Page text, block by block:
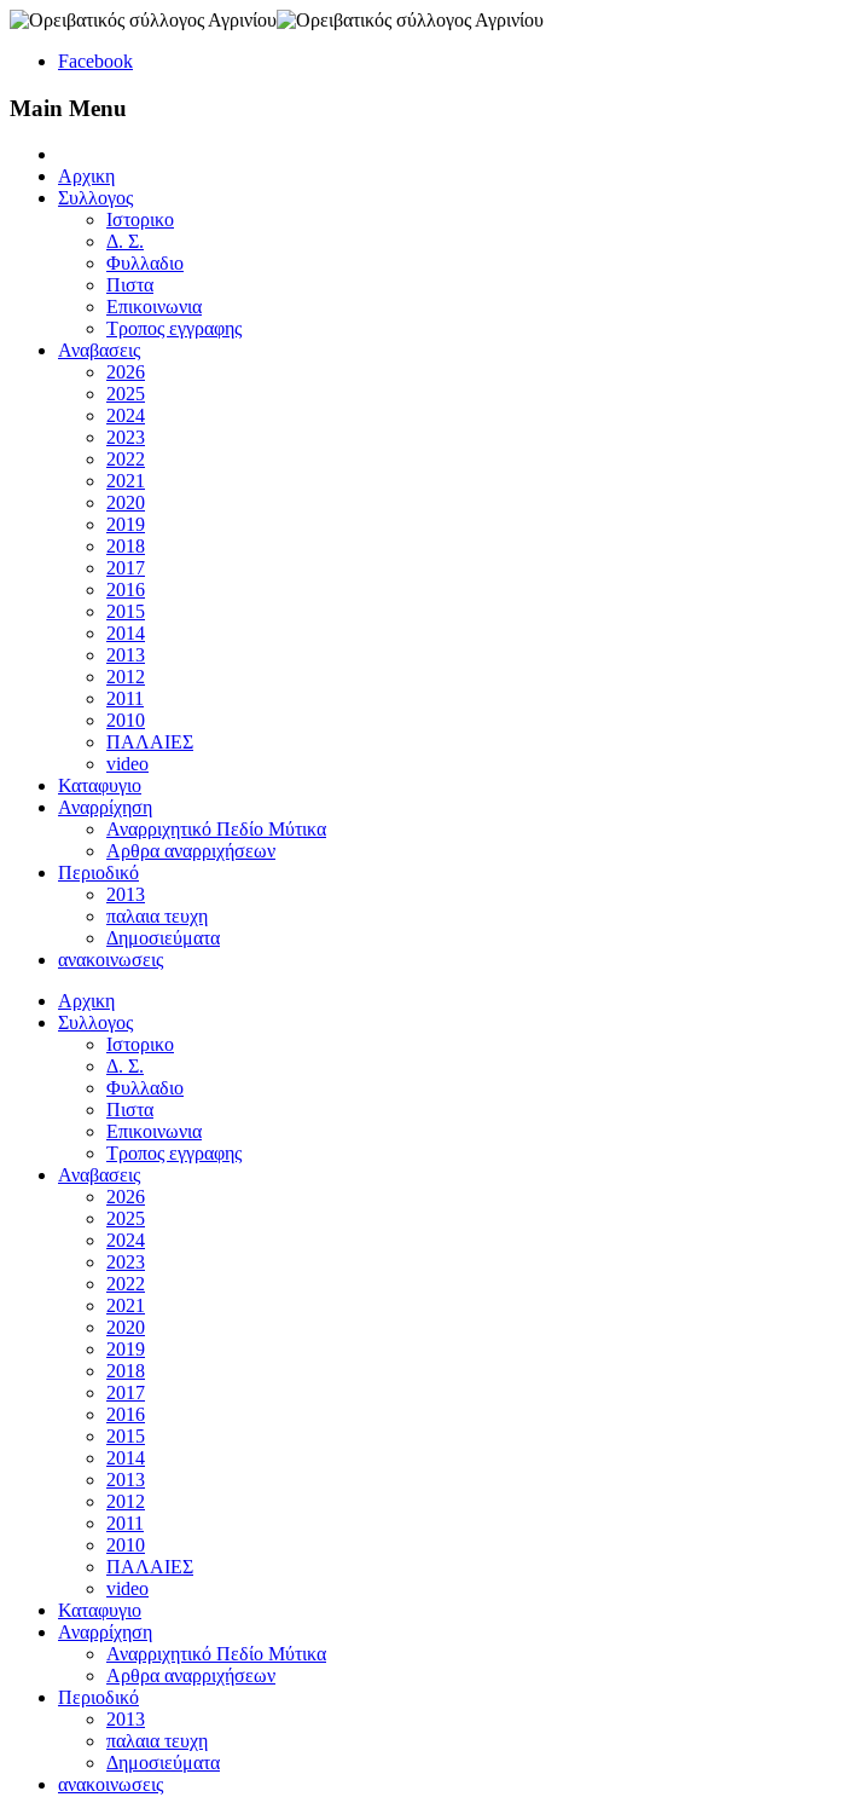
Facebook
Main Menu
Αρχικη
Συλλογος
Ιστορικο
Δ. Σ.
Φυλλαδιο
Πιστα
Επικοινωνια
Τροπος εγγραφης
Αναβασεις
2026
2025
2024
2023
2022
2021
2020
2019
2018
2017
2016
2015
2014
2013
2012
2011
2010
ΠΑΛΑΙΕΣ
video
Καταφυγιο
Αναρρίχηση
Αναρριχητικό Πεδίο Μύτικα
Αρθρα αναρριχήσεων
Περιοδικό
2013
παλαια τευχη
Δημοσιεύματα
ανακοινωσεις
Αρχικη
Συλλογος
Ιστορικο
Δ. Σ.
Φυλλαδιο
Πιστα
Επικοινωνια
Τροπος εγγραφης
Αναβασεις
2026
2025
2024
2023
2022
2021
2020
2019
2018
2017
2016
2015
2014
2013
2012
2011
2010
ΠΑΛΑΙΕΣ
video
Καταφυγιο
Αναρρίχηση
Αναρριχητικό Πεδίο Μύτικα
Αρθρα αναρριχήσεων
Περιοδικό
2013
παλαια τευχη
Δημοσιεύματα
ανακοινωσεις